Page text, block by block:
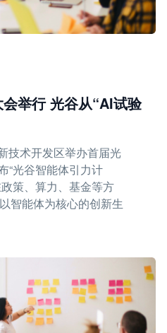
举行 光谷从“AI试验
技术开发区举办首届光
“光谷智能体引力计
策、算力、基金等方
智能体为核心的创新生